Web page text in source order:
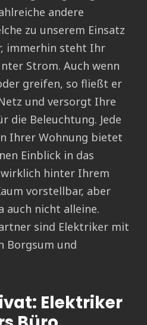
andere
zu unserem Einsatz
immerhin steht Ihr
Strom. Auch wenn
greifen, so fließt er
und versorgt Ihre
die Beleuchtung. Jede
Ihrer Wohnung bietet
Einblick in das
hinter Ihrem
vorstellbar, aber
auch nicht alleine.
sind Elektriker mit
Borgsum und
Elektriker